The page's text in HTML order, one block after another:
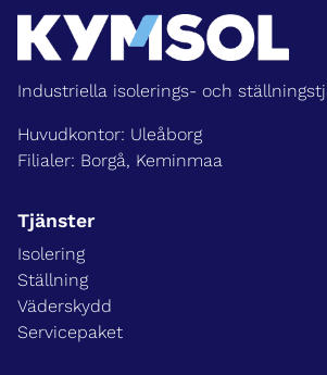
Industriella isolerings- och
Huvudkontor: Uleåborg
Filialer: Borgå, Keminmaa
Tjänster
Isolering
Ställning
Väderskydd
Servicepaket